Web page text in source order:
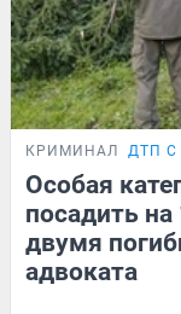
КРИМИНАЛ ДТП С
Особая
посадить
двумя
адвоката